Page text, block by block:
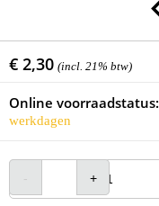
€ 2,30 (incl. 21% btw)
Online voorraadstatus:
werkdagen